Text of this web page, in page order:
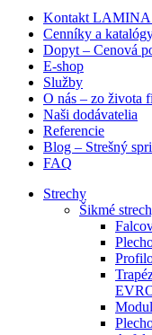
Kontakt LAMINA
Cenníky a
Dopyt – Cenová
E-shop
Služby
O nás – zo života
Naši dodávatelia
Referencie
Blog – Strešný
FAQ
Strechy
Šikmé